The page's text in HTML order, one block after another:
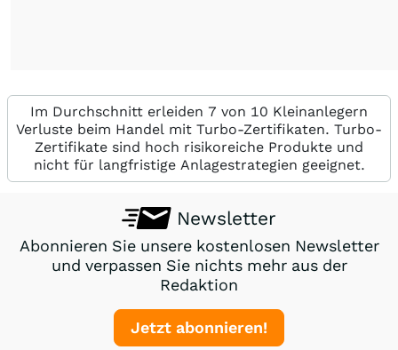
Im Durchschnitt erleiden 7 von 10 Kleinanlegern
Verluste beim Handel mit Turbo-Zertifikaten. Turbo-
Zertifikate sind hoch risikoreiche Produkte und
nicht für langfristige Anlagestrategien geeignet.
Newsletter
Abonnieren Sie unsere kostenlosen Newsletter
und verpassen Sie nichts mehr aus der
Redaktion
Jetzt abonnieren!